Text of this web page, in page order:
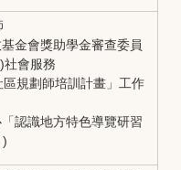
金會獎助學金審查委員
會服務
規劃師培訓計畫」工作
認識地方特色導覽研習